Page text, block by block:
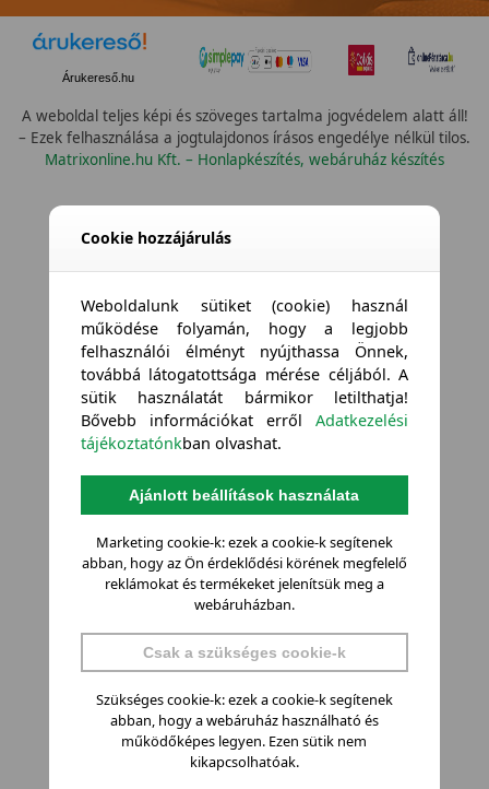
Árukereső.hu
A weboldal teljes képi és szöveges tartalma jogvédelem alatt áll!
– Ezek felhasználása a jogtulajdonos írásos engedélye nélkül tilos.
Matrixonline.hu Kft. – Honlapkészítés, webáruház készítés
Cookie hozzájárulás
Weboldalunk sütiket (cookie) használ
működése folyamán, hogy a legjobb
felhasználói élményt nyújthassa Önnek,
továbbá látogatottsága mérése céljából. A
sütik használatát bármikor letilthatja!
Bővebb információkat errőlAdatkezelési
tájékoztatónkban olvashat.
Ajánlott beállítások használata
Marketing cookie-k: ezek a cookie-k segítenek
abban, hogy az Ön érdeklődési körének megfelelő
reklámokat és termékeket jelenítsük meg a
webáruházban.
Csak a szükséges cookie-k
Szükséges cookie-k: ezek a cookie-k segítenek
abban, hogy a webáruház használható és
működőképes legyen. Ezen sütik nem
kikapcsolhatóak.